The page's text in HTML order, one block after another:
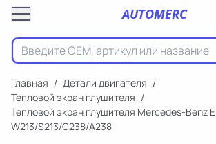
AUTOMERC
Главная / Детали двигателя /
Тепловой экран глушителя /
Тепловой экран глушителя Mercedes-Benz E
W213/S213/C238/A238